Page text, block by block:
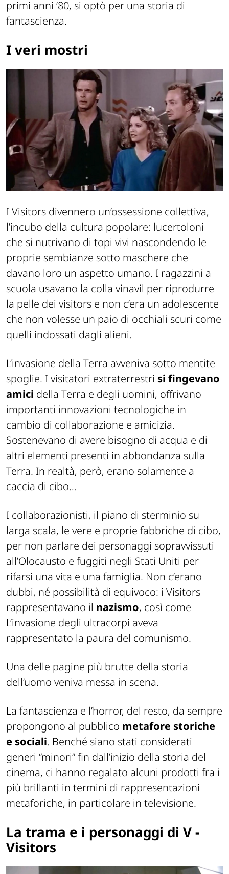
primi anni ’80, si optò per una storia di
fantascienza.
I veri mostri
I Visitors divennero un’ossessione collettiva,
l’incubo della cultura popolare: lucertoloni
che si nutrivano di topi vivi nascondendo le
proprie sembianze sotto maschere che
davano loro un aspetto umano. I ragazzini a
scuola usavano la colla vinavil per riprodurre
la pelle dei visitors e non c’era un adolescente
che non volesse un paio di occhiali scuri come
quelli indossati dagli alieni.
L’invasione della Terra avveniva sotto mentite
spoglie. I visitatori extraterrestri si fingevano
amici della Terra e degli uomini, offrivano
importanti innovazioni tecnologiche in
cambio di collaborazione e amicizia.
Sostenevano di avere bisogno di acqua e di
altri elementi presenti in abbondanza sulla
Terra. In realtà, però, erano solamente a
caccia di cibo…
I collaborazionisti, il piano di sterminio su
larga scala, le vere e proprie fabbriche di cibo,
per non parlare dei personaggi sopravvissuti
all’Olocausto e fuggiti negli Stati Uniti per
rifarsi una vita e una famiglia. Non c’erano
dubbi, né possibilità di equivoco: i Visitors
rappresentavano il nazismo, così come
L’invasione degli ultracorpi aveva
rappresentato la paura del comunismo.
Una delle pagine più brutte della storia
dell’uomo veniva messa in scena.
La fantascienza e l’horror, del resto, da sempre
propongono al pubblico metafore storiche
e sociali. Benché siano stati considerati
generi “minori” fin dall’inizio della storia del
cinema, ci hanno regalato alcuni prodotti fra i
più brillanti in termini di rappresentazioni
metaforiche, in particolare in televisione.
La trama e i personaggi di V -
Visitors